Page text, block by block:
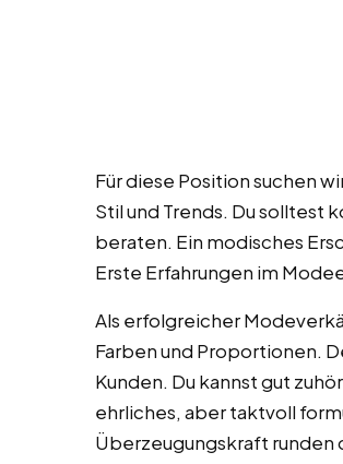
Für diese Position suchen
Stil und Trends. Du solltest
beraten. Ein modisches
Erste Erfahrungen im
Als erfolgreicher
Farben und Proportionen.
Kunden. Du kannst gut
ehrliches, aber taktvoll
Überzeugungskraft runden